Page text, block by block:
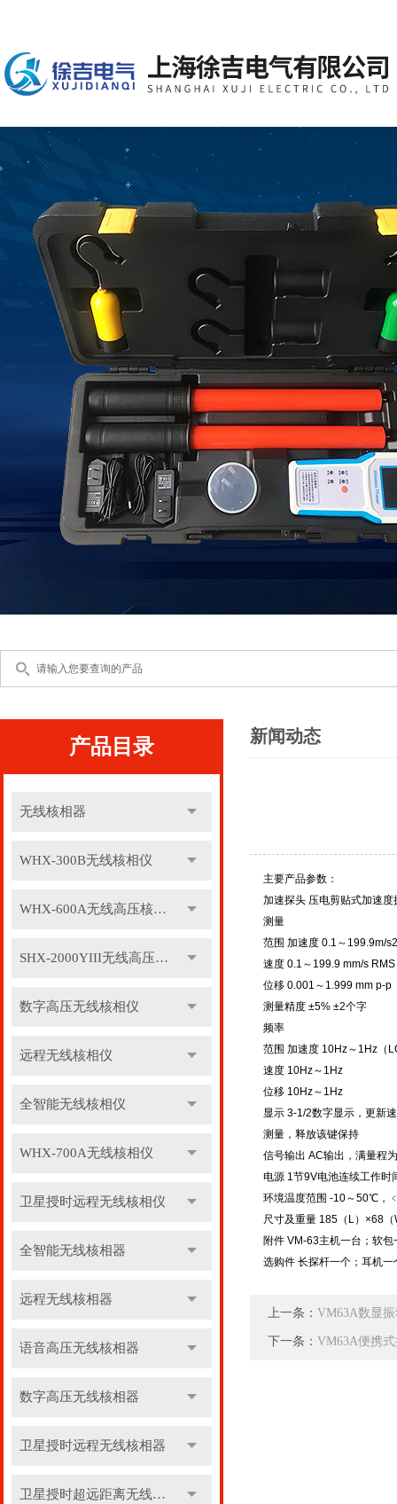
产品目录
无线核相器
WHX-300B无线核相仪
WHX-600A无线高压核相仪
SHX-2000YIII无线高压核相仪
数字高压无线核相仪
远程无线核相仪
全智能无线核相仪
WHX-700A无线核相仪
卫星授时远程无线核相仪
全智能无线核相器
远程无线核相器
语音高压无线核相器
数字高压无线核相器
卫星授时远程无线核相器
卫星授时超远距离无线核相器
新闻动态
主要产品参数：
加速探头 压电剪贴式加速度
测量
范围 加速度 0.1～199.9m/
速度 0.1～199.9 mm/s RMS
位移 0.001～1.999 mm p-p
测量精度 ±5% ±2个字
频率
范围 加速度 10Hz～1Hz（
速度 10Hz～1Hz
位移 10Hz～1Hz
显示 3-1/2数字显示，更新
测量，释放该键保持
信号输出 AC输出，满量程
电源 1节9V电池连续工作时
环境温度范围 -10～50℃，
尺寸及重量 185（L）×68
附件 VM-63主机一台；软
选购件 长探杆一个；耳机一
上一条： VM63A数显
下一条： VM63A便携